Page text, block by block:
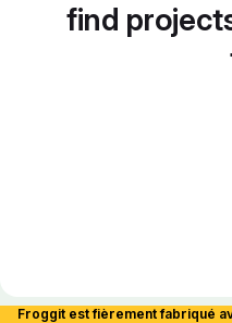
find
Froggit est fièrement fabriqué